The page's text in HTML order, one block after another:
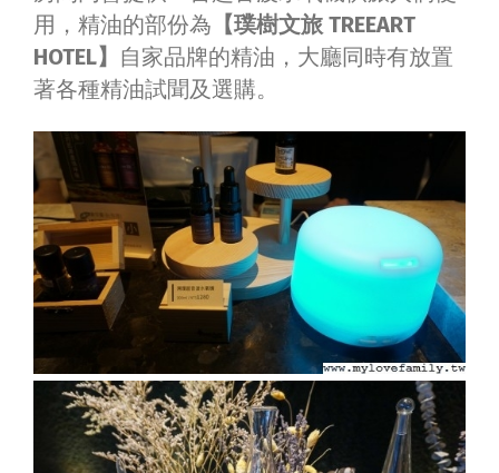
用，精油的部份為 【璞樹文旅 TREEART
HOTEL】 自家品牌的精油，大廳同時有放置
著各種精油試聞及選購。